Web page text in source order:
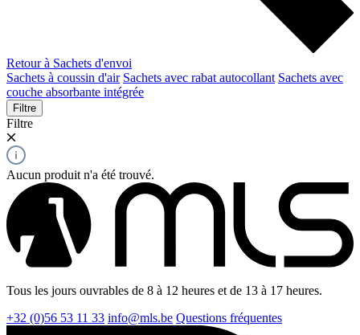
Retour à Sachets d'envoi
Sachets à coussin d'air Sachets avec rabat autocollant Sachets avec
couche absorbante intégrée
Filtre
Filtre
Aucun produit n'a été trouvé.
Tous les jours ouvrables de 8 à 12 heures et de 13 à 17 heures.
+32 (0)56 53 11 33 info@mls.be Questions fréquentes